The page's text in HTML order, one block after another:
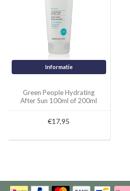
Informatie
Green People Hydrating
After Sun 100ml of 200ml
€17,95